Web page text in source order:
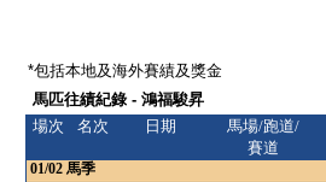
*包括本地及海外賽績及獎金
馬匹往績紀錄 - 鴻福駿昇
場次
名次 日期
馬場/跑道/
賽道
01/02 馬季